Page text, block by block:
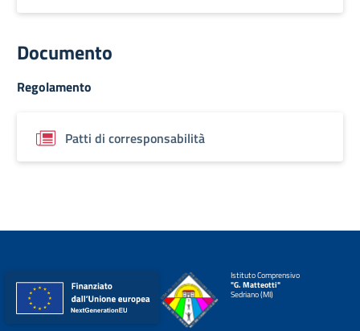
Documento
Regolamento
Patti di corresponsabilità
Istituto Comprensivo
"G. Matteotti"
Sedriano (MI)